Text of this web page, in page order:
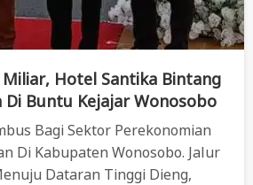
Hotel Santika Bintang
Di Buntu Kejajar Wonosobo
Bagi Sektor Perekonomian
Di Kabupaten Wonosobo. Jalur
Dataran Tinggi Dieng,